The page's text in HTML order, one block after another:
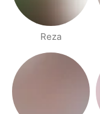
Reza